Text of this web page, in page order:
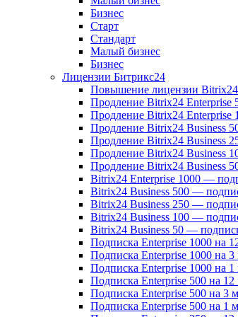
Бизнес
Старт
Стандарт
Малый бизнес
Бизнес
Лицензии Битрикс24
Повышение лицензии Bitrix24
Продление Bitrix24 Enterprise
Продление Bitrix24 Enterprise
Продление Bitrix24 Business
Продление Bitrix24 Business
Продление Bitrix24 Business
Продление Bitrix24 Business
Bitrix24 Enterprise 1000 —
Bitrix24 Business 500 —
Bitrix24 Business 250 —
Bitrix24 Business 100 —
Bitrix24 Business 50 —
Подписка Enterprise 1000 на
Подписка Enterprise 1000 на 3
Подписка Enterprise 1000 на 1
Подписка Enterprise 500 на 12
Подписка Enterprise 500 на 3
Подписка Enterprise 500 на 1